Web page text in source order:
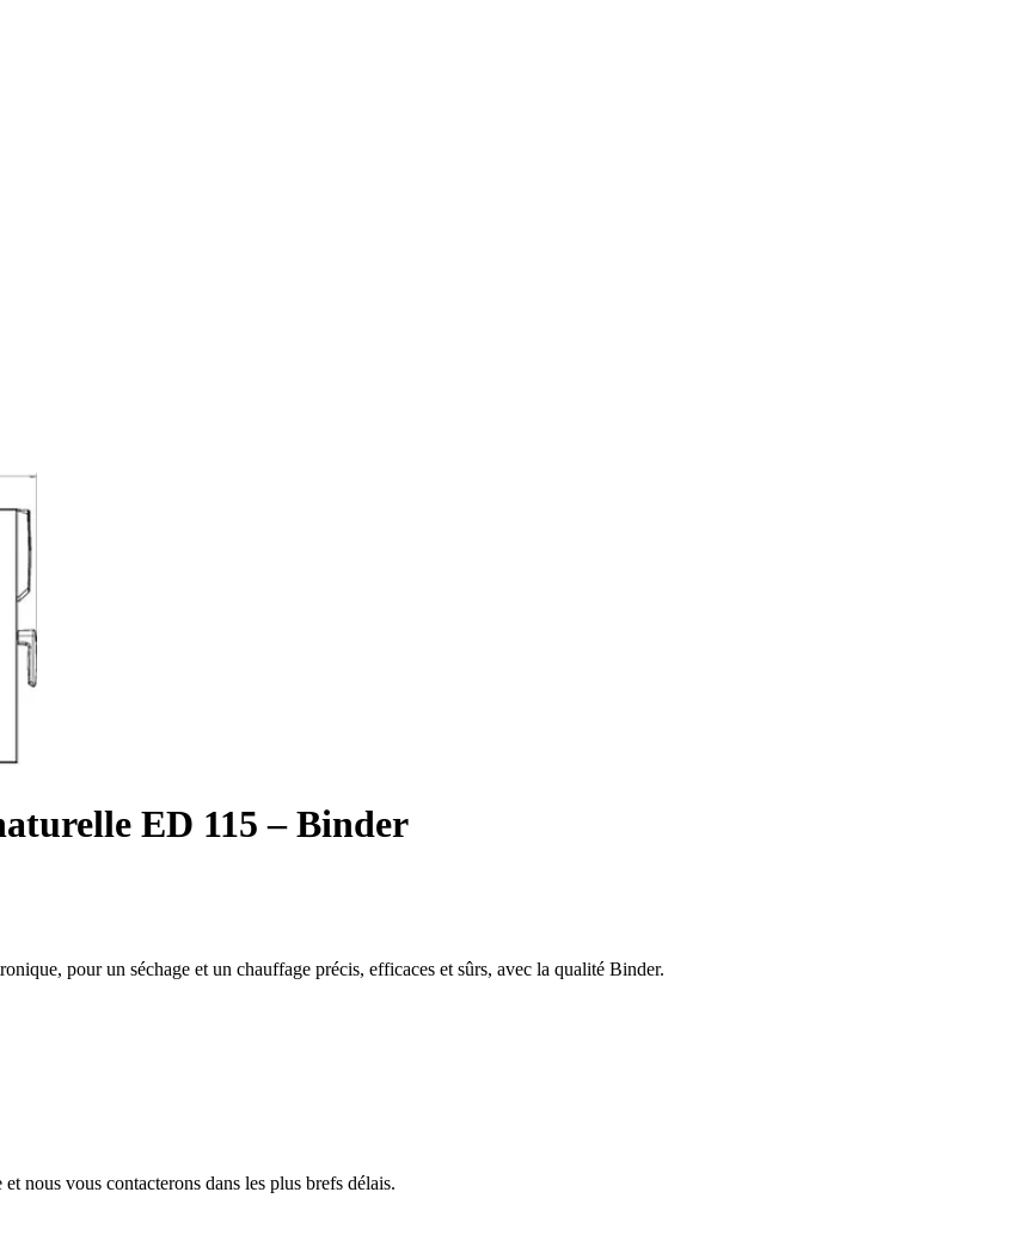
ED 115 – Binder
pour un séchage et un chauffage précis, efficaces et sûrs, avec la qualité Binder.
nous vous contacterons dans les plus brefs délais.